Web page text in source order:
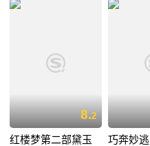
8.2
红楼梦第二部黛玉
巧奔妙逃